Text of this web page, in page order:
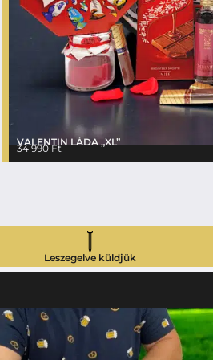
VALENTIN LÁDA „XL”
34 990Ft
Leszegelve küldjük